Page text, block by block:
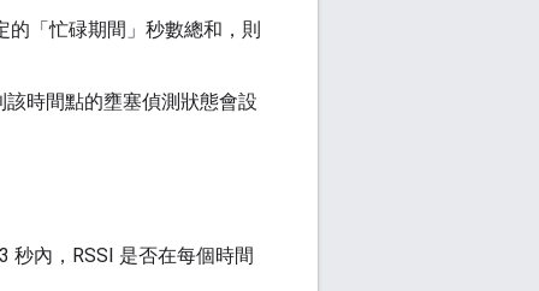
的「忙碌期間」 秒數總和，則
該時間點的壅塞偵測狀態會設
秒內，RSSI 是否在每個時間